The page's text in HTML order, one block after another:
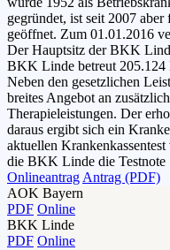
gegründet, ist seit 2007
geöffnet. Zum 01.01.2016
Der Hauptsitz der BKK
BKK Linde betreut 205.124
Neben den gesetzlichen
breites Angebot an
Therapieleistungen. Der
daraus ergibt sich ein
aktuellen
die BKK Linde die Testnote
Onlineantrag Antrag (PDF)
AOK Bayern
PDF Online
BKK Linde
PDF Online